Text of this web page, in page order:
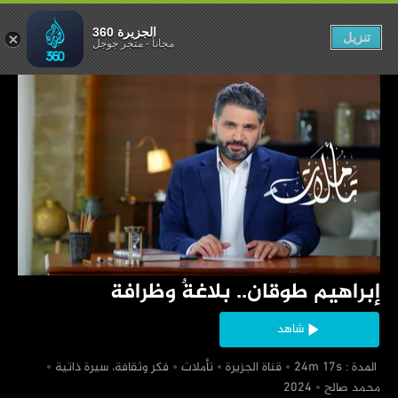
‏إبراهيم طوقان.. بلاغةٌ وظرافة
شاهد
‏ المدة : 24m 17s
‏قناة الجزيرة ‏تأملات
‏فكر وثقافة، سيرة ذاتية
‏محمد صالح
بلاغةٌ وظرافة
الجزيرة 360
مجاناً-متجر جوجل تنزيل